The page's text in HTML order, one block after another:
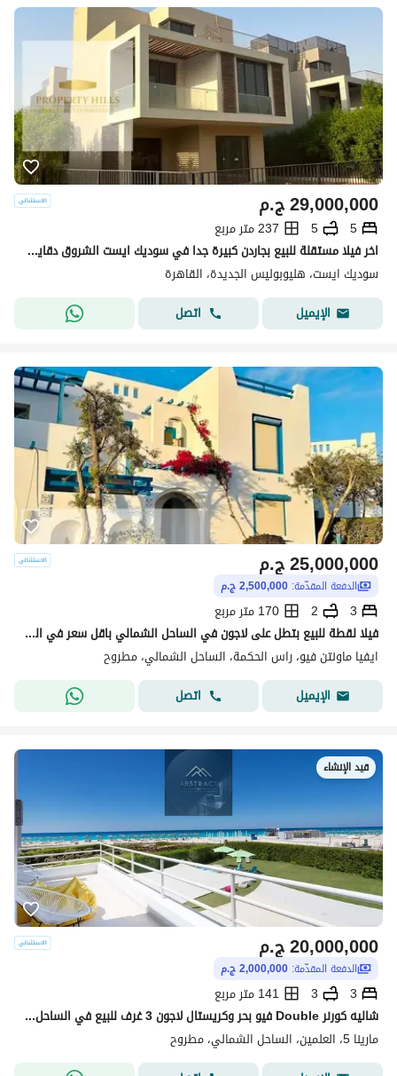
ج.م29,000,000
5
5
237 متر مربع
اخر فيلا مستقلة للبيع بجاردن كبيرة جدا في سوديك ايست الشروق دقايق لمطار القاهرة
سوديك ايست، هليوبوليس الجديدة، القاهرة
الإيميل
اتصل
ج.م25,000,000
الدفعة المقدّمة: 2,500,000 ج.م
3
2
170 متر مربع
فيلا لقطة للبيع بتطل على لاجون في الساحل الشمالي باقل سعر في الماركت
ايفيا ماونتن فيو، راس الحكمة، الساحل الشمالي، مطروح
الإيميل
اتصل
قيد الإنشاء
ج.م20,000,000
الدفعة المقدّمة: 2,000,000 ج.م
3
3
141 متر مربع
شاليه كورنر Double فيو بحر وكريستال لاجون 3 غرف للبيع في الساحل الشمالي قريب من ساوث ميد وماونتن فيو ومراسي
مارينا 5، العلمين، الساحل الشمالي، مطروح